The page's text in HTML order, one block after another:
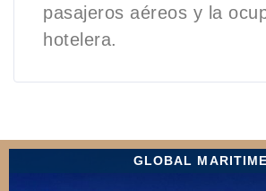
pasajeros aéreos y la
hotelera.
GLOBAL MARITIME